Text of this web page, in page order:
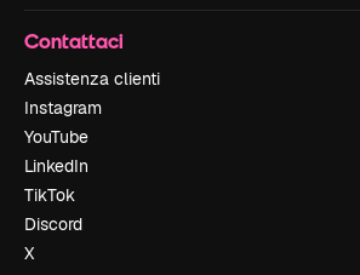
Contattaci
Assistenza clienti
Instagram
YouTube
LinkedIn
TikTok
Discord
X